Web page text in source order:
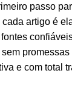
passo
artigo é
e com total